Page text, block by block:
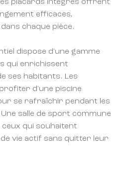
placards intégrés offrent
efficaces,
chaque pièce.
dispose d'une gamme
qui enrichissent
ses habitants. Les
d'une piscine
se rafraîchir pendant les
salle de sport commune
qui souhaitent
vie actif sans quitter leur